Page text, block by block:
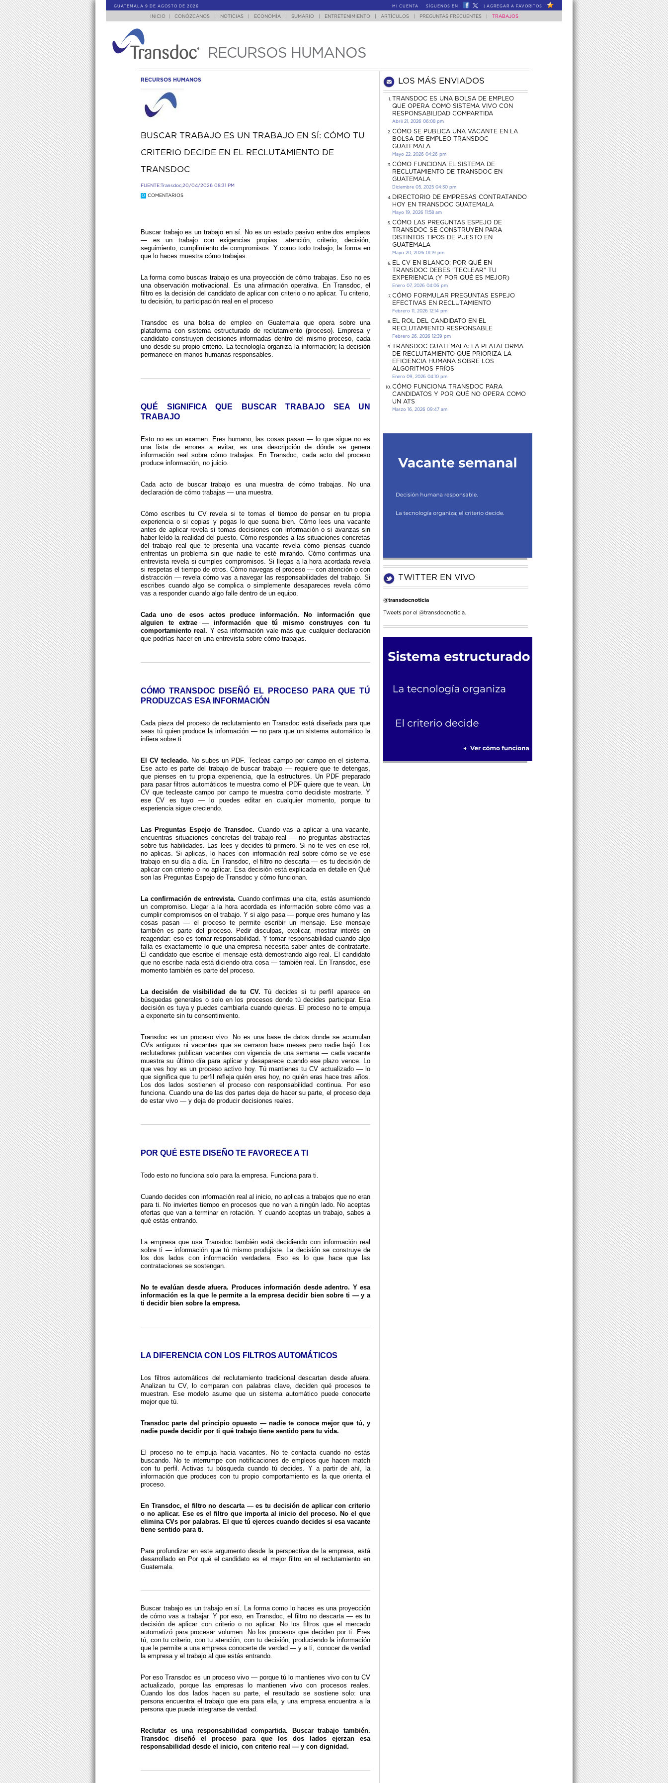
GUATEMALA 9 DE AGOSTO DE 2026 MI CUENTA SÍGUENOS EN AGREGAR A FAVORITOS
INICIO CONÓZCANOS NOTICIAS ECONOMÍA SUMARIO ENTRETENIMIENTO ARTÍCULOS PREGUNTAS FRECUENTES TRABAJOS
RECURSOS HUMANOS
RECURSOS HUMANOS
BUSCAR TRABAJO ES UN TRABAJO EN SÍ: CÓMO TU
CRITERIO DECIDE EN EL RECLUTAMIENTO DE
TRANSDOC
FUENTE: Transdoc,20/04/2026 08:31 PM
0 COMENTARIOS
Buscar trabajo es un trabajo en sí. No es un estado pasivo entre dos empleos
— es un trabajo con exigencias propias: atención, criterio, decisión,
seguimiento, cumplimiento de compromisos. Y como todo trabajo, la forma en
que lo haces muestra cómo trabajas.
La forma como buscas trabajo es una proyección de cómo trabajas. Eso no es
una observación motivacional. Es una afirmación operativa. En Transdoc, el
filtro es la decisión del candidato de aplicar con criterio o no aplicar. Tu criterio,
tu decisión, tu participación real en el proceso
Transdoc es una bolsa de empleo en Guatemala que opera sobre una
plataforma con sistema estructurado de reclutamiento (proceso). Empresa y
candidato construyen decisiones informadas dentro del mismo proceso, cada
uno desde su propio criterio. La tecnología organiza la información; la decisión
permanece en manos humanas responsables.
QUÉ SIGNIFICA QUE BUSCAR TRABAJO SEA UN
TRABAJO
Esto no es un examen. Eres humano, las cosas pasan — lo que sigue no es
una lista de errores a evitar, es una descripción de dónde se genera
información real sobre cómo trabajas. En Transdoc, cada acto del proceso
produce información, no juicio.
Cada acto de buscar trabajo es una muestra de cómo trabajas. No una
declaración de cómo trabajas — una muestra.
Cómo escribes tu CV revela si te tomas el tiempo de pensar en tu propia
experiencia o si copias y pegas lo que suena bien. Cómo lees una vacante
antes de aplicar revela si tomas decisiones con información o si avanzas sin
haber leído la realidad del puesto. Cómo respondes a las situaciones concretas
del trabajo real que te presenta una vacante revela cómo piensas cuando
enfrentas un problema sin que nadie te esté mirando. Cómo confirmas una
entrevista revela si cumples compromisos. Si llegas a la hora acordada revela
si respetas el tiempo de otros. Cómo navegas el proceso — con atención o con
distracción — revela cómo vas a navegar las responsabilidades del trabajo. Si
escribes cuando algo se complica o simplemente desapareces revela cómo
vas a responder cuando algo falle dentro de un equipo.
Cada uno de esos actos produce información. No información que
alguien te extrae — información que tú mismo construyes con tu
comportamiento real. Y esa información vale más que cualquier declaración
que podrías hacer en una entrevista sobre cómo trabajas.
CÓMO TRANSDOC DISEÑÓ EL PROCESO PARA QUE TÚ
PRODUZCAS ESA INFORMACIÓN
Cada pieza del proceso de reclutamiento en Transdoc está diseñada para que
seas tú quien produce la información — no para que un sistema automático la
infiera sobre ti.
El CV tecleado. No subes un PDF. Tecleas campo por campo en el sistema.
Ese acto es parte del trabajo de buscar trabajo — requiere que te detengas,
que pienses en tu propia experiencia, que la estructures. Un PDF preparado
para pasar filtros automáticos te muestra como el PDF quiere que te vean. Un
CV que tecleaste campo por campo te muestra como decidiste mostrarte. Y
ese CV es tuyo — lo puedes editar en cualquier momento, porque tu
experiencia sigue creciendo.
Las Preguntas Espejo de Transdoc. Cuando vas a aplicar a una vacante,
encuentras situaciones concretas del trabajo real — no preguntas abstractas
sobre tus habilidades. Las lees y decides tú primero. Si no te ves en ese rol,
no aplicas. Si aplicas, lo haces con información real sobre cómo se ve ese
trabajo en su día a día. En Transdoc, el filtro no descarta — es tu decisión de
aplicar con criterio o no aplicar. Esa decisión está explicada en detalle en Qué
son las Preguntas Espejo de Transdoc y cómo funcionan.
La confirmación de entrevista. Cuando confirmas una cita, estás asumiendo
un compromiso. Llegar a la hora acordada es información sobre cómo vas a
cumplir compromisos en el trabajo. Y si algo pasa — porque eres humano y las
cosas pasan — el proceso te permite escribir un mensaje. Ese mensaje
también es parte del proceso. Pedir disculpas, explicar, mostrar interés en
reagendar: eso es tomar responsabilidad. Y tomar responsabilidad cuando algo
falla es exactamente lo que una empresa necesita saber antes de contratarte.
El candidato que escribe el mensaje está demostrando algo real. El candidato
que no escribe nada está diciendo otra cosa — también real. En Transdoc, ese
momento también es parte del proceso.
La decisión de visibilidad de tu CV. Tú decides si tu perfil aparece en
búsquedas generales o solo en los procesos donde tú decides participar. Esa
decisión es tuya y puedes cambiarla cuando quieras. El proceso no te empuja
a exponerte sin tu consentimiento.
Transdoc es un proceso vivo. No es una base de datos donde se acumulan
CVs antiguos ni vacantes que se cerraron hace meses pero nadie bajó. Los
reclutadores publican vacantes con vigencia de una semana — cada vacante
muestra su último día para aplicar y desaparece cuando ese plazo vence. Lo
que ves hoy es un proceso activo hoy. Tú mantienes tu CV actualizado — lo
que significa que tu perfil refleja quién eres hoy, no quién eras hace tres años.
Los dos lados sostienen el proceso con responsabilidad continua. Por eso
funciona. Cuando una de las dos partes deja de hacer su parte, el proceso deja
de estar vivo — y deja de producir decisiones reales.
POR QUÉ ESTE DISEÑO TE FAVORECE A TI
Todo esto no funciona solo para la empresa. Funciona para ti.
Cuando decides con información real al inicio, no aplicas a trabajos que no eran
para ti. No inviertes tiempo en procesos que no van a ningún lado. No aceptas
ofertas que van a terminar en rotación. Y cuando aceptas un trabajo, sabes a
qué estás entrando.
La empresa que usa Transdoc también está decidiendo con información real
sobre ti — información que tú mismo produjiste. La decisión se construye de
los dos lados con información verdadera. Eso es lo que hace que las
contrataciones se sostengan.
No te evalúan desde afuera. Produces información desde adentro. Y esa
información es la que le permite a la empresa decidir bien sobre ti — y a
ti decidir bien sobre la empresa.
LA DIFERENCIA CON LOS FILTROS AUTOMÁTICOS
Los filtros automáticos del reclutamiento tradicional descartan desde afuera.
Analizan tu CV, lo comparan con palabras clave, deciden qué procesos te
muestran. Ese modelo asume que un sistema automático puede conocerte
mejor que tú.
Transdoc parte del principio opuesto — nadie te conoce mejor que tú, y
nadie puede decidir por ti qué trabajo tiene sentido para tu vida.
El proceso no te empuja hacia vacantes. No te contacta cuando no estás
buscando. No te interrumpe con notificaciones de empleos que hacen match
con tu perfil. Activas tu búsqueda cuando tú decides. Y a partir de ahí, la
información que produces con tu propio comportamiento es la que orienta el
proceso.
En Transdoc, el filtro no descarta — es tu decisión de aplicar con criterio
o no aplicar. Ese es el filtro que importa al inicio del proceso. No el que
elimina CVs por palabras. El que tú ejerces cuando decides si esa vacante
tiene sentido para ti.
Para profundizar en este argumento desde la perspectiva de la empresa, está
desarrollado en Por qué el candidato es el mejor filtro en el reclutamiento en
Guatemala.
Buscar trabajo es un trabajo en sí. La forma como lo haces es una proyección
de cómo vas a trabajar. Y por eso, en Transdoc, el filtro no descarta — es tu
decisión de aplicar con criterio o no aplicar. No los filtros que el mercado
automatizó para procesar volumen. No los procesos que deciden por ti. Eres
tú, con tu criterio, con tu atención, con tu decisión, produciendo la información
que le permite a una empresa conocerte de verdad — y a ti, conocer de verdad
la empresa y el trabajo al que estás entrando.
Por eso Transdoc es un proceso vivo — porque tú lo mantienes vivo con tu CV
actualizado, porque las empresas lo mantienen vivo con procesos reales.
Cuando los dos lados hacen su parte, el resultado se sostiene solo: una
persona encuentra el trabajo que era para ella, y una empresa encuentra a la
persona que puede integrarse de verdad.
Reclutar es una responsabilidad compartida. Buscar trabajo también.
Transdoc diseñó el proceso para que los dos lados ejerzan esa
responsabilidad desde el inicio, con criterio real — y con dignidad.
LOS MÁS ENVIADOS
TRANSDOC ES UNA BOLSA DE EMPLEO
QUE OPERA COMO SISTEMA VIVO CON
RESPONSABILIDAD COMPARTIDA
Abril 21, 2026 06:08 pm
CÓMO SE PUBLICA UNA VACANTE EN LA
BOLSA DE EMPLEO TRANSDOC
GUATEMALA
Mayo 22, 2026 04:26 pm
CÓMO FUNCIONA EL SISTEMA DE
RECLUTAMIENTO DE TRANSDOC EN
GUATEMALA
Diciembre 05, 2025 04:30 pm
DIRECTORIO DE EMPRESAS CONTRATANDO
HOY EN TRANSDOC GUATEMALA
Mayo 19, 2026 11:58 am
CÓMO LAS PREGUNTAS ESPEJO DE
TRANSDOC SE CONSTRUYEN PARA
DISTINTOS TIPOS DE PUESTO EN
GUATEMALA
Mayo 20, 2026 01:19 pm
EL CV EN BLANCO: POR QUÉ EN
TRANSDOC DEBES "TECLEAR" TU
EXPERIENCIA (Y POR QUÉ ES MEJOR)
Enero 07, 2026 04:06 pm
CÓMO FORMULAR PREGUNTAS ESPEJO
EFECTIVAS EN RECLUTAMIENTO
Febrero 11, 2026 12:14 pm
EL ROL DEL CANDIDATO EN EL
RECLUTAMIENTO RESPONSABLE
Febrero 26, 2026 12:39 pm
TRANSDOC GUATEMALA: LA PLATAFORMA
DE RECLUTAMIENTO QUE PRIORIZA LA
EFICIENCIA HUMANA SOBRE LOS
ALGORITMOS FRÍOS
Enero 09, 2026 04:10 pm
CÓMO FUNCIONA TRANSDOC PARA
CANDIDATOS Y POR QUÉ NO OPERA COMO
UN ATS
Marzo 16, 2026 09:47 am
TWITTER EN VIVO
@transdocnoticia
Tweets por el @transdocnoticia.